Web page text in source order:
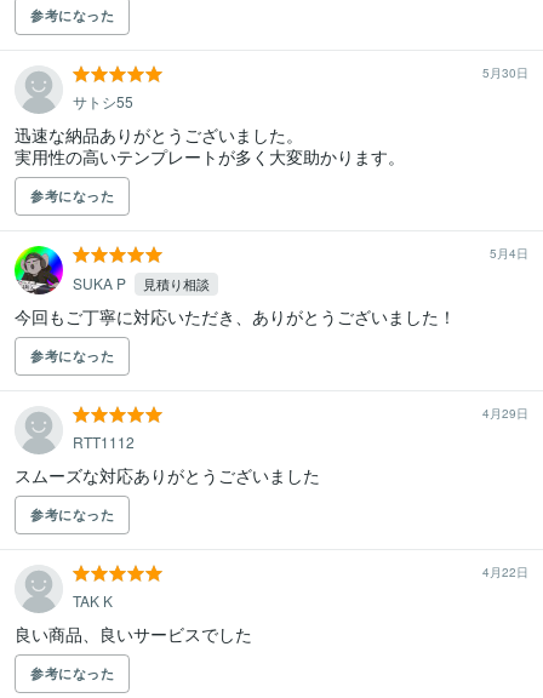
参考になった
5月30日
サトシ55
迅速な納品ありがとうございました。
参考になった
5月4日
SUKA P 見積り相談
今回もご丁寧に対応いただき、ありがとうございました！
参考になった
4月29日
RTT1112
スムーズな対応ありがとうございました
参考になった
4月22日
TAK K
良い商品、良いサービスでした
参考になった